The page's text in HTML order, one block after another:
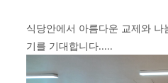
식당안에서 아름다운 교제와
기를 기대합니다.....